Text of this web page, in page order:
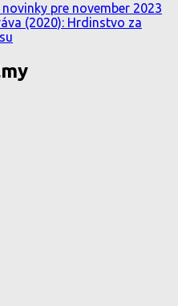
pre november 2023
(2020): Hrdinstvo za